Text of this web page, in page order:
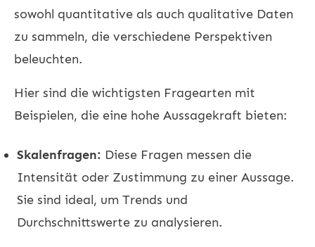
sowohl quantitative als auch qualitative Daten
zu sammeln, die verschiedene Perspektiven
beleuchten.
Hier sind die wichtigsten Fragearten mit
Beispielen, die eine hohe Aussagekraft bieten:
Skalenfragen: Diese Fragen messen die
Intensität oder Zustimmung zu einer Aussage.
Sie sind ideal, um Trends und
Durchschnittswerte zu analysieren.